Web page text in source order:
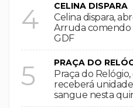
4 CELINA DISPARA
Celina dispara,
Arruda comendo
GDF
5 PRAÇA DO
Praça do
receberá
sangue nesta